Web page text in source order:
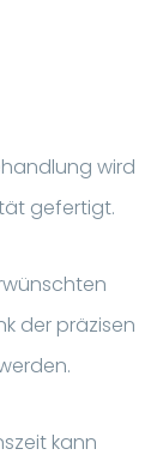
wird
gefertigt.
der präzisen
kann